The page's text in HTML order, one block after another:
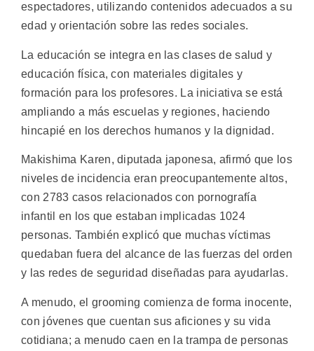
espectadores, utilizando contenidos adecuados a su
edad y orientación sobre las redes sociales.
La educación se integra en las clases de salud y
educación física, con materiales digitales y
formación para los profesores. La iniciativa se está
ampliando a más escuelas y regiones, haciendo
hincapié en los derechos humanos y la dignidad.
Makishima Karen, diputada japonesa, afirmó que los
niveles de incidencia eran preocupantemente altos,
con 2783 casos relacionados con pornografía
infantil en los que estaban implicadas 1024
personas. También explicó que muchas víctimas
quedaban fuera del alcance de las fuerzas del orden
y las redes de seguridad diseñadas para ayudarlas.
A menudo, el grooming comienza de forma inocente,
con jóvenes que cuentan sus aficiones y su vida
cotidiana; a menudo caen en la trampa de personas